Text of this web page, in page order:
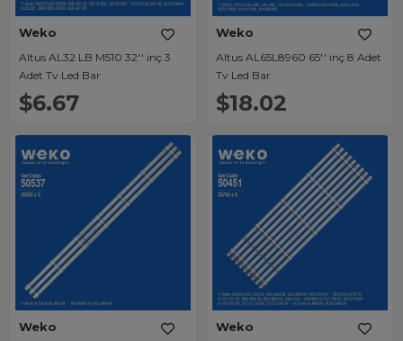
Weko
Altus AL32 LB M510 32'' inç 3
Adet Tv Led Bar
$6.67
Weko
Altus AL65L8960 65'' inç 8 Adet
Tv Led Bar
$18.02
Weko Weko